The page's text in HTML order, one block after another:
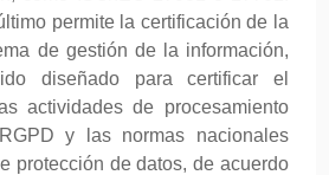
permite la certificación de la
de gestión de la información,
diseñado para certificar el
actividades de procesamiento
y las normas nacionales
protección de datos, de acuerdo